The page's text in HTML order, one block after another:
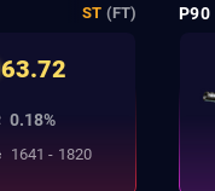
ST (FT)
63.72
0.18%
1641 - 1820
P90